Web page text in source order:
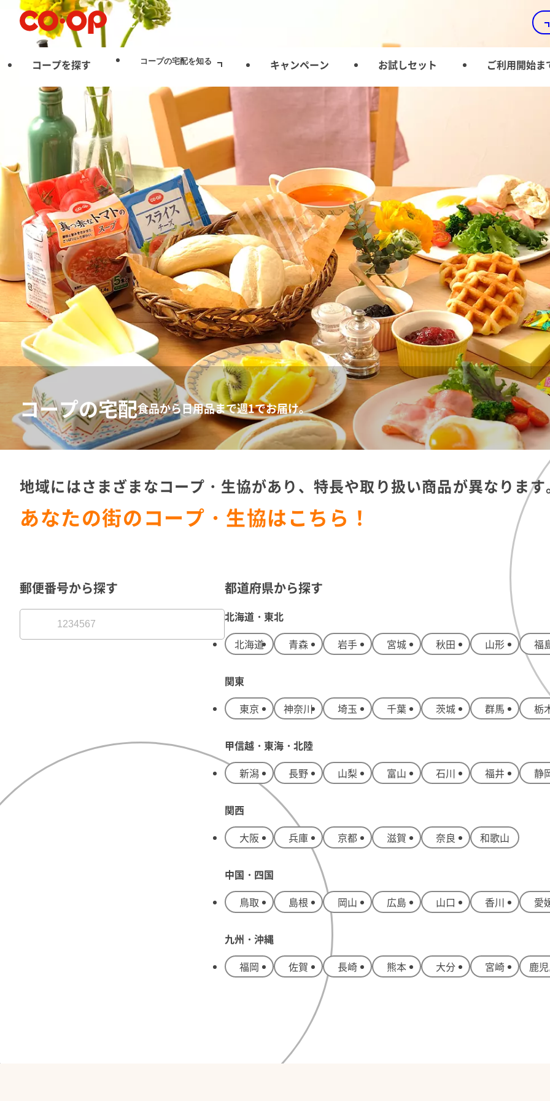
宅配
コープを探す コープの宅配を知る キャンペーン お試しセット ご利用開始ま
コープの宅配食品から日用品まで週1でお届け。
地域にはさまざまなコープ・生協があり、 特長や取り扱い商品が異なります
あなたの街のコープ・生協はこちら！
郵便番号から探す 都道府県から探す
北海道・東北
北海道
青森 岩手 宮城 秋田 山形 福
関東
東京
神奈川 埼玉 千葉 茨城 群馬 栃
甲信越・東海・北陸
新潟
長野 山梨 富山 石川 福井 静
関西
大阪
兵庫 京都 滋賀 奈良 和歌山
中国・四国
鳥取
島根 岡山 広島 山口 香川 愛
九州・沖縄
福岡
佐賀 長崎 熊本 大分 宮崎 鹿